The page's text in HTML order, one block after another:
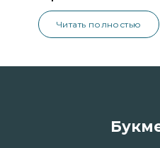
Читать полностью